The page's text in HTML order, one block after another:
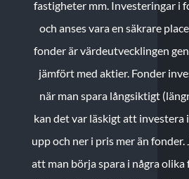
fastigheter mm. Investeringar i
och anses vara en säkrare
fonder är värdeutvecklingen
jämfört med aktier. Fonder
när man spara långsiktigt
kan det var läskigt att investera
upp och ner i pris mer än
att man börja spara i några